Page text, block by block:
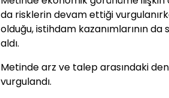
da risklerin devam ettiği
olduğu, istihdam kazanımlarının
aldı.
Metinde arz ve talep arasındaki
vurgulandı.